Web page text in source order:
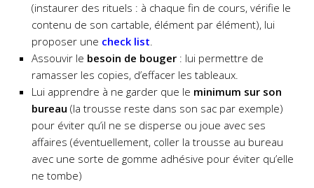
(instaurer des rituels : à chaque fin de cours, vérifie le
contenu de son cartable, élément par élément), lui
proposer une check list.
Assouvir le besoin de bouger : lui permettre de
ramasser les copies, d’effacer les tableaux.
Lui apprendre à ne garder que le minimum sur son
bureau (la trousse reste dans son sac par exemple)
pour éviter qu’il ne se disperse ou joue avec ses
affaires (éventuellement, coller la trousse au bureau
avec une sorte de gomme adhésive pour éviter qu’elle
ne tombe)